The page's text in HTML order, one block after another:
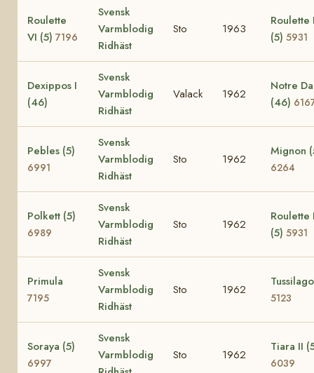
Roulette
VI (5) 7196
Svensk
Varmblodig
Ridhäst
Sto 1963
Roulette
(5) 5931
Dexippos I
(46)
Svensk
Varmblodig
Ridhäst
Valack 1962
Notre
(46)
Pebles (5)
6991
Svensk
Varmblodig
Ridhäst
Sto 1962
Mignon
6264
Polkett (5)
6989
Svensk
Varmblodig
Ridhäst
Sto 1962
Roulette
(5) 5931
Primula
7195
Svensk
Varmblodig
Ridhäst
Sto 1962
Tussilago
5123
Soraya (5)
6997
Svensk
Varmblodig
Sto 1962
Tiara II
6039